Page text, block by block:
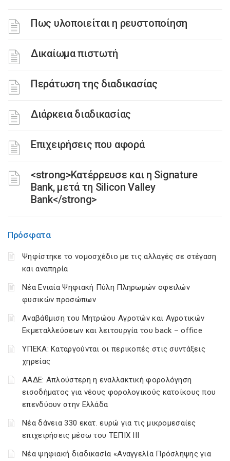
Πως υλοποιείται η ρευστοποίηση
Δικαίωμα πιστωτή
Περάτωση της διαδικασίας
Διάρκεια διαδικασίας
Επιχειρήσεις που αφορά
<strong>Κατέρρευσε και η Signature
Bank, μετά τη Silicon Valley
Bank</strong>
Πρόσφατα
Ψηφίστηκε το νομοσχέδιο με τις αλλαγές σε στέγαση
και αναπηρία
Νέα Ενιαία Ψηφιακή Πύλη Πληρωμών οφειλών
φυσικών προσώπων
Αναβάθμιση του Μητρώου Αγροτών και Αγροτικών
Εκμεταλλεύσεων και λειτουργία του back – office
ΥΠΕΚΑ: Καταργούνται οι περικοπές στις συντάξεις
χηρείας
ΑΑΔΕ: Απλούστερη η εναλλακτική φορολόγηση
εισοδήματος για νέους φορολογικούς κατοίκους που
επενδύουν στην Ελλάδα
Νέα δάνεια 330 εκατ. ευρώ για τις μικρομεσαίες
επιχειρήσεις μέσω του ΤΕΠΙΧ ΙΙΙ
Νέα ψηφιακή διαδικασία «Αναγγελία Πρόσληψης για